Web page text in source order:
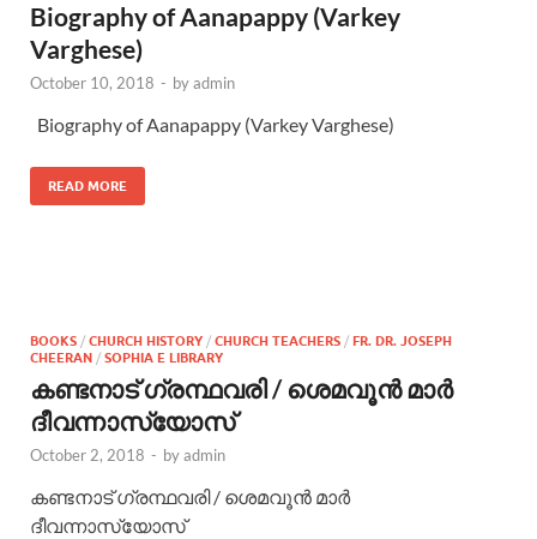
Biography of Aanapappy (Varkey
Varghese)
October 10, 2018 - byadmin
Biography of Aanapappy (Varkey Varghese)
READ MORE
BOOKS / CHURCH HISTORY / CHURCH TEACHERS / FR. DR. JOSEPH
CHEERAN / SOPHIA E LIBRARY
കണ്ടനാട് ഗ്രന്ഥവരി / ശെമവൂന്‍ മാര്‍
ദീവന്നാസ്യോസ്
October 2, 2018 - byadmin
കണ്ടനാട് ഗ്രന്ഥവരി / ശെമവൂന്‍ മാര്‍
ദീവന്നാസ്യോസ്